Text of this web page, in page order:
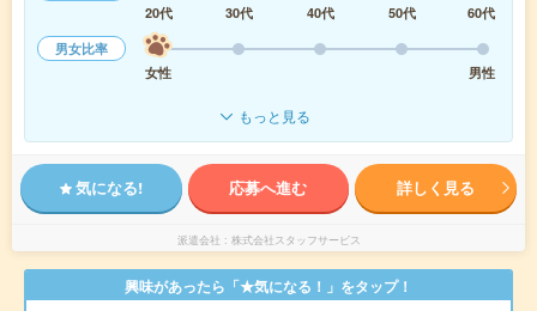
20代
30代 40代 50代
60代
男女比率
女性
男性
もっと見る
気になる! 応募へ進む 詳しく見る
派遣会社 株式会社スタッフサービス
興味があったら「★気になる！」をタップ！